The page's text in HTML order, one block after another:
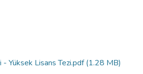
- Yüksek Lisans Tezi.pdf(1.28 MB)